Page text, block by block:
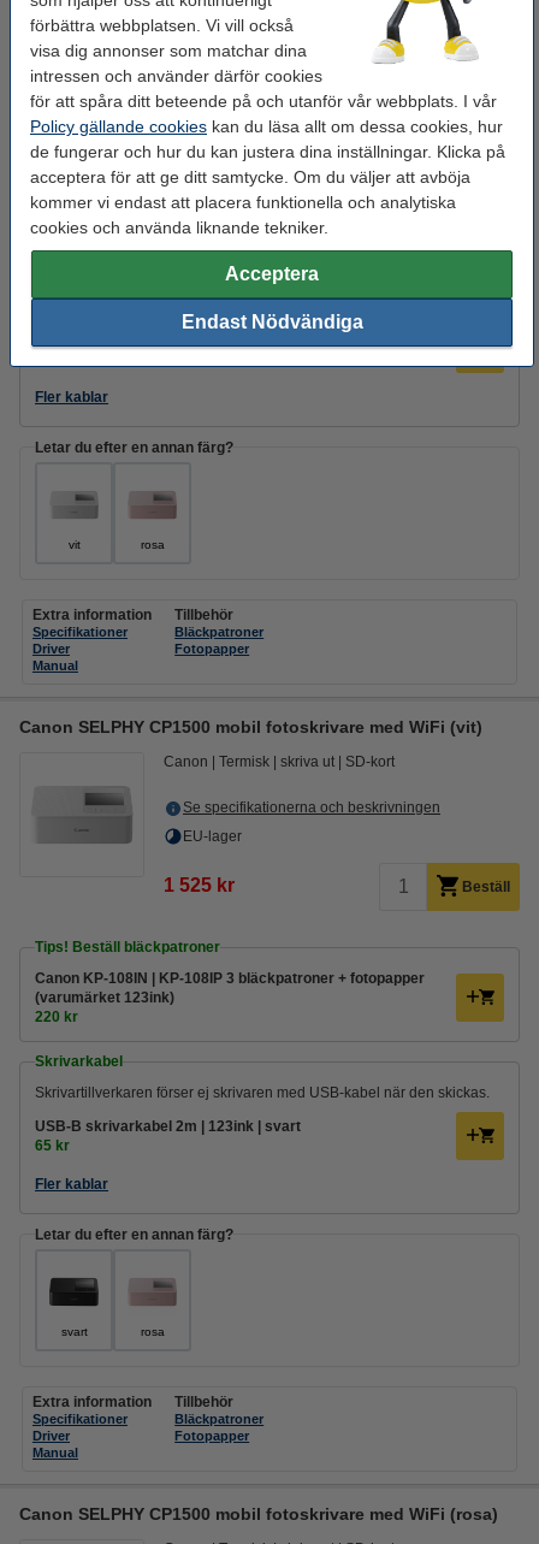
förbättra webbplatsen. Vi vill också
visa dig annonser som matchar dina
intressen och använder därför cookies
för att spåra ditt beteende på och utanför vår webbplats. I vår
Policy gällande cookies kan du läsa allt om dessa cookies, hur
de fungerar och hur du kan justera dina inställningar. Klicka på
acceptera för att ge ditt samtycke. Om du väljer att avböja
kommer vi endast att placera funktionella och analytiska
cookies och använda liknande tekniker.
Acceptera
Endast Nödvändiga
3
EU-lager
1 525 kr Beställ
Tips! Beställ bläckpatroner
Canon KP-108IN | KP-108IP 3 bläckpatroner + fotopapper
(varumärket 123ink)
220 kr
Fler kablar
Letar du efter en annan färg?
vit rosa
Extra information
Specifikationer
Driver
Manual
Tillbehör
Bläckpatroner
Fotopapper
Canon SELPHY CP1500 mobil fotoskrivare med WiFi (vit)
Canon Termisk skriva ut SD-kort
Se specifikationerna och beskrivningen
EU-lager
1 525 kr Beställ
Tips! Beställ bläckpatroner
Canon KP-108IN | KP-108IP 3 bläckpatroner + fotopapper
(varumärket 123ink)
220 kr
Skrivarkabel
Skrivartillverkaren förser ej skrivaren med USB-kabel när den skickas.
USB-B skrivarkabel 2m | 123ink | svart
65 kr
Fler kablar
Letar du efter en annan färg?
svart rosa
Extra information
Specifikationer
Driver
Manual
Tillbehör
Bläckpatroner
Fotopapper
Canon SELPHY CP1500 mobil fotoskrivare med WiFi (rosa)